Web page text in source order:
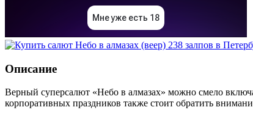
Описание
Верный суперсалют «Небо в алмазах» можно смело
корпоративных праздников также стоит обратить